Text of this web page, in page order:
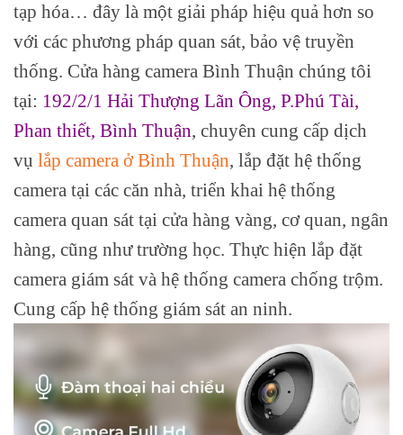
tạp hóa… đây là một giải pháp hiệu quả hơn so
với các phương pháp quan sát, bảo vệ truyền
thống. Cửa hàng camera Bình Thuận chúng tôi
tại: 192/2/1 Hải Thượng Lãn Ông, P.Phú Tài,
Phan thiết, Bình Thuận, chuyên cung cấp dịch
vụ lắp camera ở Bình Thuận, lắp đặt hệ thống
camera tại các căn nhà, triển khai hệ thống
camera quan sát tại cửa hàng vàng, cơ quan, ngân
hàng, cũng như trường học. Thực hiện lắp đặt
camera giám sát và hệ thống camera chống trộm.
Cung cấp hệ thống giám sát an ninh.